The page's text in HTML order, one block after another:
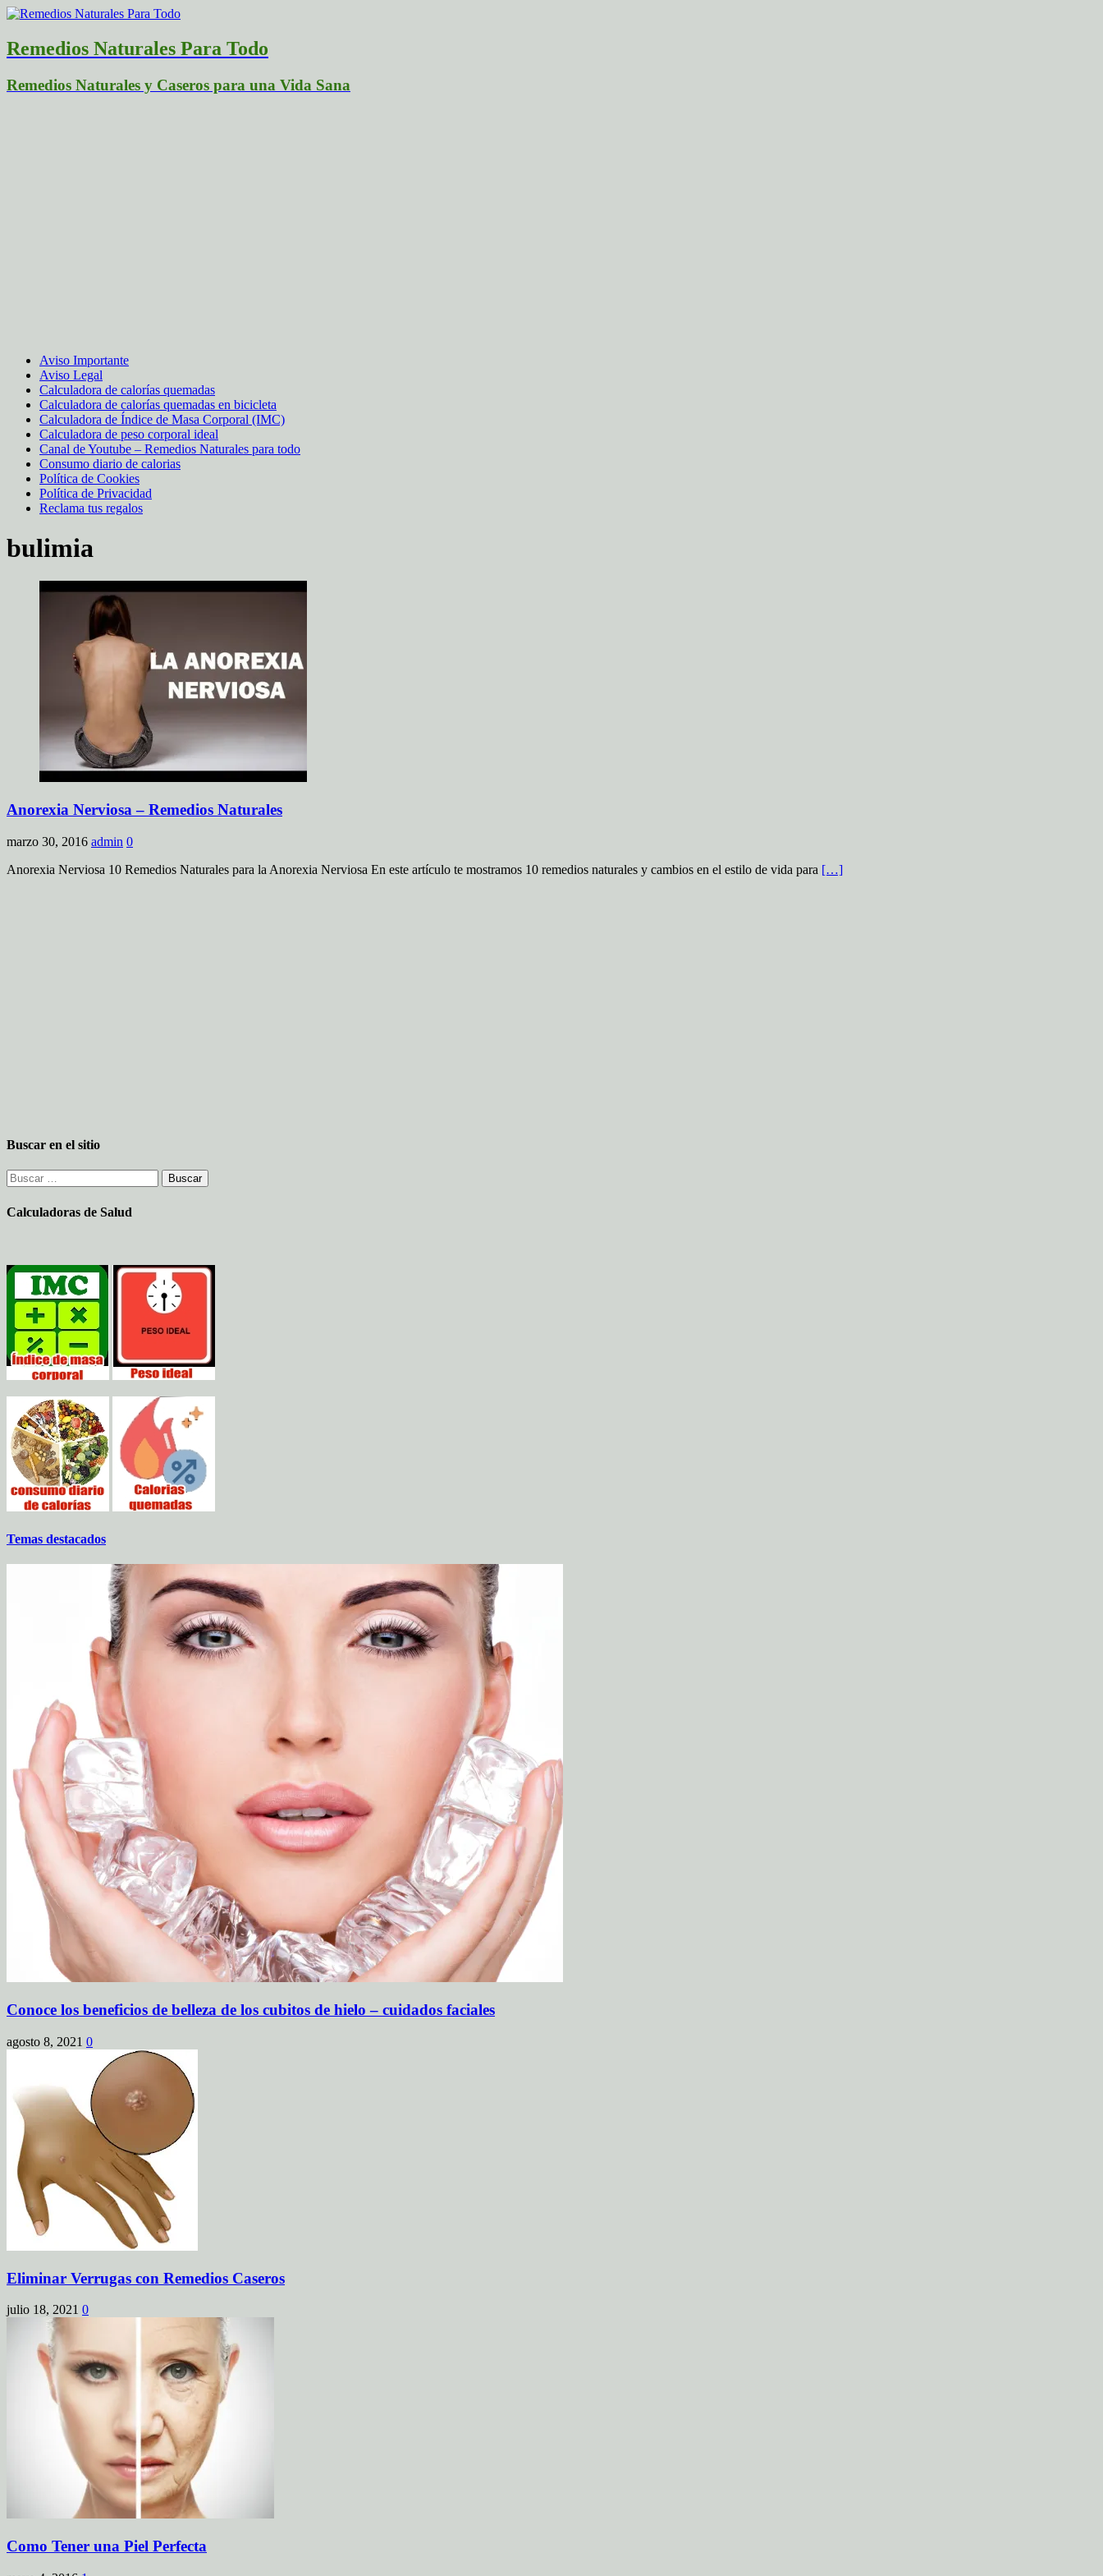
Remedios Naturales Para Todo
Remedios Naturales y Caseros para una Vida Sana
Aviso Importante
Aviso Legal
Calculadora de calorías quemadas
Calculadora de calorías quemadas en bicicleta
Calculadora de Índice de Masa Corporal (IMC)
Calculadora de peso corporal ideal
Canal de Youtube – Remedios Naturales para todo
Consumo diario de calorias
Política de Cookies
Política de Privacidad
Reclama tus regalos
bulimia
Anorexia Nerviosa – Remedios Naturales
marzo 30, 2016 admin 0
Anorexia Nerviosa 10 Remedios Naturales para la Anorexia Nerviosa En este artículo te mostramos 10 remedios naturales y cambios en el estilo de vida para […]
Buscar en el sitio
Buscar:
Calculadoras de Salud
Temas destacados
Conoce los beneficios de belleza de los cubitos de hielo – cuidados faciales
agosto 8, 2021 0
Eliminar Verrugas con Remedios Caseros
julio 18, 2021 0
Como Tener una Piel Perfecta